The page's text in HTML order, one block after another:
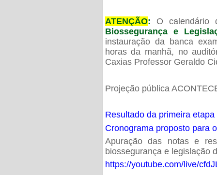
ATENÇÃO: O calendário
Biossegurança e
instauração da banca
horas da manhã, no
Caxias Professor Geraldo
Projeção pública
Resultado da primeira
Cronograma proposto para
Apuração das notas e
biossegurança e legislação
https://youtube.com/live/